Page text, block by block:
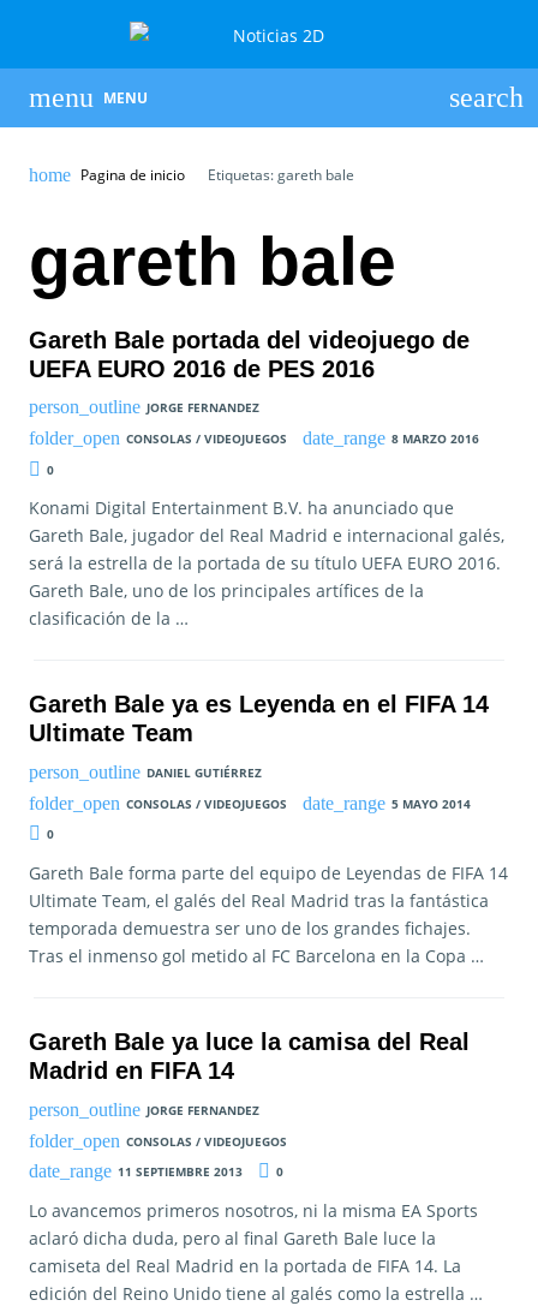
MENU
Pagina de inicio Etiquetas: gareth bale
gareth bale
Gareth Bale portada del videojuego de
UEFA EURO 2016 de PES 2016
JORGE FERNANDEZ
CONSOLAS / VIDEOJUEGOS
8 MARZO 2016
0
Konami Digital Entertainment B.V. ha anunciado que
Gareth Bale, jugador del Real Madrid e internacional galés,
será la estrella de la portada de su título UEFA EURO 2016.
Gareth Bale, uno de los principales artífices de la
clasificación de la …
Gareth Bale ya es Leyenda en el FIFA 14
Ultimate Team
DANIEL GUTIÉRREZ
CONSOLAS / VIDEOJUEGOS
5 MAYO 2014
0
Gareth Bale forma parte del equipo de Leyendas de FIFA 14
Ultimate Team, el galés del Real Madrid tras la fantástica
temporada demuestra ser uno de los grandes fichajes.
Tras el inmenso gol metido al FC Barcelona en la Copa …
Gareth Bale ya luce la camisa del Real
Madrid en FIFA 14
JORGE FERNANDEZ
CONSOLAS / VIDEOJUEGOS
11 SEPTIEMBRE 2013
0
Lo avancemos primeros nosotros, ni la misma EA Sports
aclaró dicha duda, pero al final Gareth Bale luce la
camiseta del Real Madrid en la portada de FIFA 14. La
edición del Reino Unido tiene al galés como la estrella …